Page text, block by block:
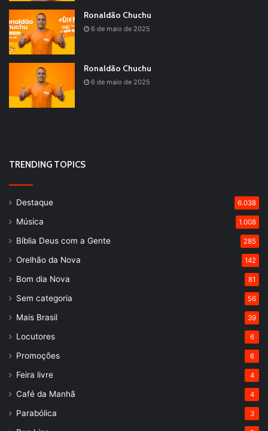
Ronaldão Chuchu
6 de maio de 2025
Ronaldão Chuchu
6 de maio de 2025
TRENDING TOPICS
Destaque 6.038
Música 1.008
Bíblia Deus com a Gente 285
Orelhão da Nova 142
Bom dia Nova 81
Sem categoria 56
Mais Brasil 39
Locutores 6
Promoções 6
Feira livre 4
Café da Manhã 4
Parabólica 3